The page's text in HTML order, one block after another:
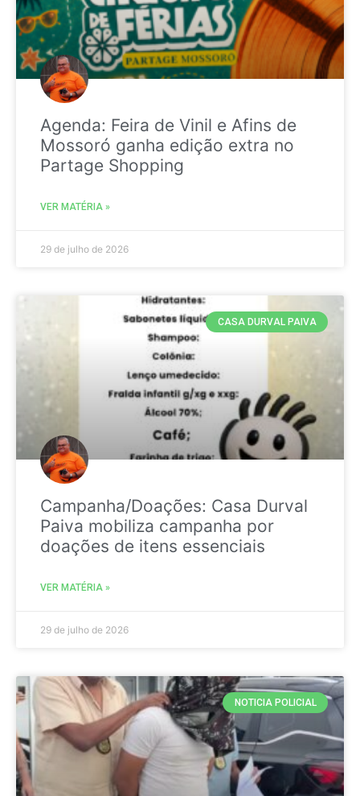
Agenda: Feira de Vinil e Afins de
Mossoró ganha edição extra no
Partage Shopping
VER MATÉRIA »
29 de julho de 2026
CASA DURVAL PAIVA
Campanha/Doações: Casa Durval
Paiva mobiliza campanha por
doações de itens essenciais
VER MATÉRIA »
29 de julho de 2026
NOTICIA POLICIAL